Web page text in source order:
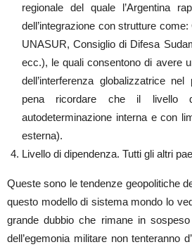
regionale del quale l’Argentina
dell’integrazione con strutture
UNASUR, Consiglio di Difesa
ecc.), le quali consentono di avere
dell’interferenza globalizzatrice
pena ricordare che il livello
autodeterminazione interna e con
esterna).
Livello di dipendenza. Tutti gli altri
Queste sono le tendenze geopolitiche
questo modello di sistema mondo lo
grande dubbio che rimane in
dell’egemonia militare non tenteranno